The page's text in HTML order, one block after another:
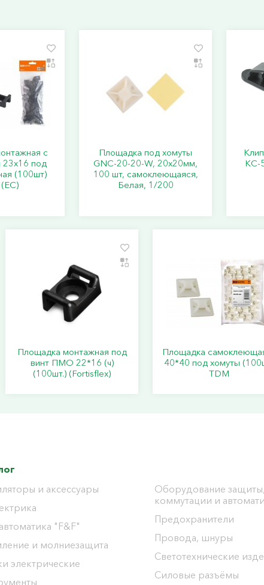
с
23х16 под
(100шт)
Площадка под хомуты
GNC-20-20-W, 20x20мм,
100 шт, самоклеющаяся,
Белая, 1/200
КС-
Площадка монтажная под
винт ПМО 22*16 (ч)
(100шт.) (Fortisflex)
Площадка
40*40 под хомуты
TDM
и аксессуары
"F&F"
и молниезащита
электрические
Оборудование защиты,
коммутации и
Предохранители
Провода, шнуры
Светотехнические
Силовые разъёмы